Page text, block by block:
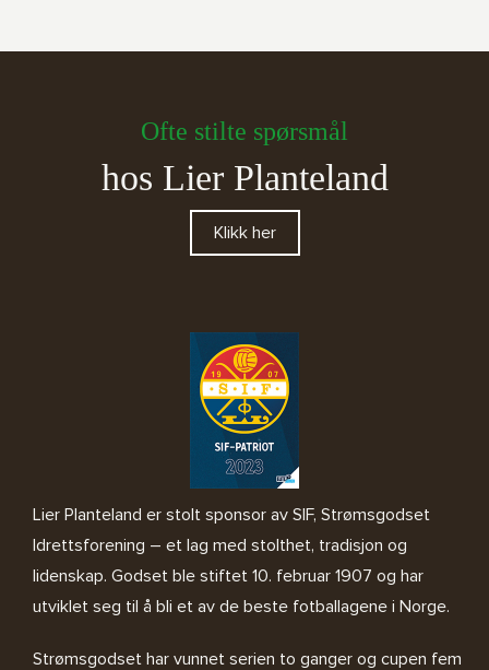
Ofte stilte spørsmål
hos Lier Planteland
Klikk her
Lier Planteland er stolt sponsor av SIF, Strømsgodset
Idrettsforening – et lag med stolthet, tradisjon og
lidenskap. Godset ble stiftet 10. februar 1907 og har
utviklet seg til å bli et av de beste fotballagene i Norge.
Strømsgodset har vunnet serien to ganger og cupen fem